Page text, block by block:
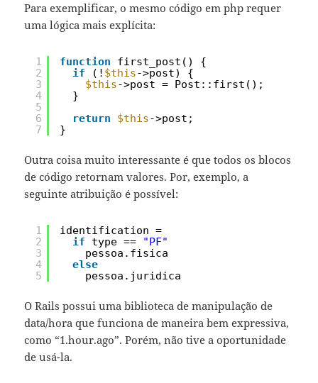
Para exemplificar, o mesmo código em php requer
uma lógica mais explícita:
1
2
3
4
5
6
7
function
first_post() {
if
(! $this->post) {
$this->post = Post::first();
}
return
$this->post;
}
Outra coisa muito interessante é que todos os blocos
de código retornam valores. Por, exemplo, a
seguinte atribuição é possível:
1
2
3
4
5
identification =
if
type == "PF"
pessoa.fisica
else
pessoa.juridica
O Rails possui uma biblioteca de manipulação de
data/hora que funciona de maneira bem expressiva,
como “1.hour.ago”. Porém, não tive a oportunidade
de usá-la.